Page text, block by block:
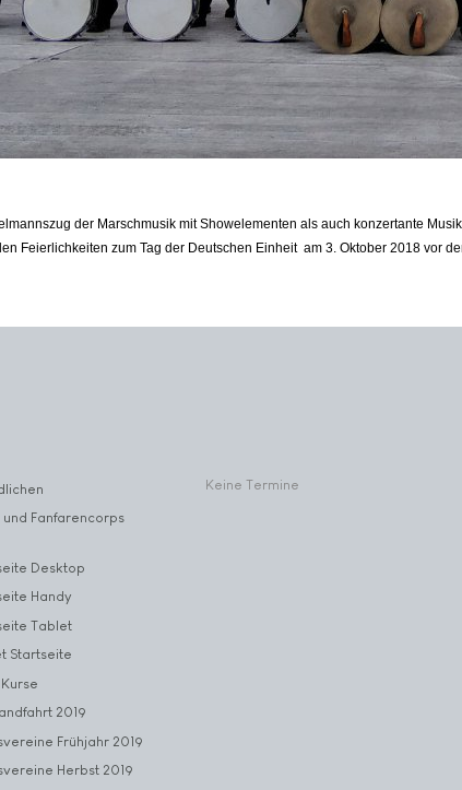
der Marschmusik mit Showelementen als auch konzertante
Feierlichkeiten zum Tag der Deutschen Einheit am 3. Oktober 2018 vor
Startseite (2)
Fanfarencorps
Desktop
Handy
Tablet
Startseite
2019
Frühjahr 2019
Herbst 2019
Keine Termine